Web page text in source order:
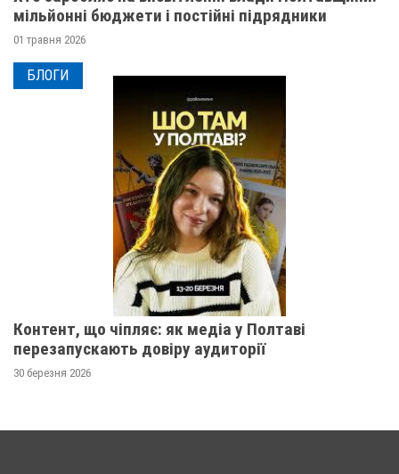
мільйонні бюджети і постійні підрядники
01 травня 2026
БЛОГИ
Контент, що чіпляє: як медіа у Полтаві
перезапускають довіру аудиторії
30 березня 2026